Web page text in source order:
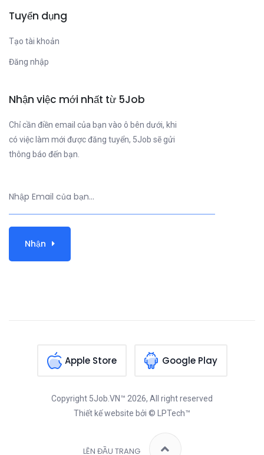
Tuyển dụng
Tạo tài khoản
Đăng nhập
Nhận việc mới nhất từ 5Job
Chỉ cần điền email của bạn vào ô bên dưới, khi
có việc làm mới được đăng tuyển, 5Job sẽ gửi
thông báo đến bạn.
Nhận
Apple Store Google Play
Copyright 5Job.VN™ 2026, All right reserved
Thiết kế website bởi © LPTech™
LÊN ĐẦU TRANG